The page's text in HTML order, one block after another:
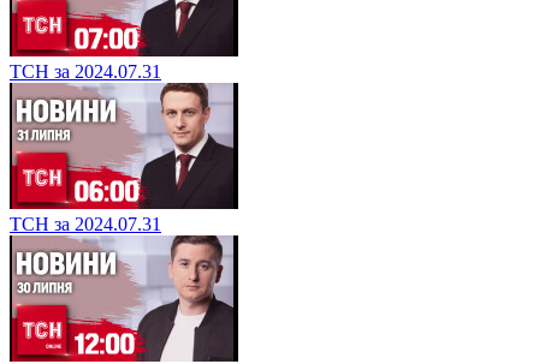
ТСН за 2024.07.31
ТСН за 2024.07.31